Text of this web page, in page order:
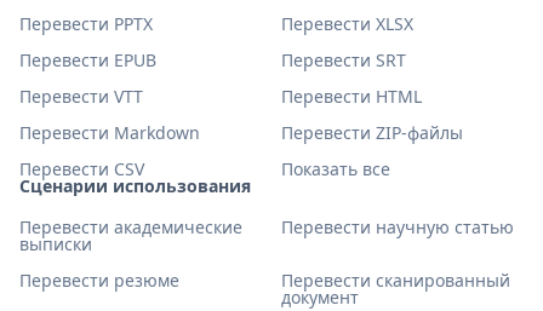
Сценарии использования
Перевести академические
выписки
Перевести научную статью
Перевести резюме Перевести сканированный
документ
Перевести PPTX
Перевести XLSX
Перевести EPUB
Перевести SRT
Перевести VTT
Перевести HTML
Перевести Markdown
Перевести ZIP-файлы
Перевести CSV
Показать все